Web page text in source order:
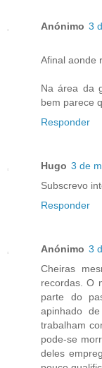
Anónimo 3
Afinal aonde
Na área da
bem parece
Responder
Hugo 3 de
Subscrevo
Responder
Anónimo 3
Cheiras
recordas. O
parte do
apinhado
trabalham
pode-se
deles